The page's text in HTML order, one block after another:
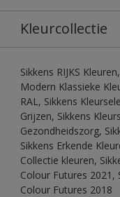
Kleurcollectie
Sikkens RIJKS
Modern Klassieke
RAL, Sikkens
Grijzen, Sikkens
Gezondheidszorg,
Sikkens Erkende
Collectie kleuren,
Colour Futures 2021,
Colour Futures 2018